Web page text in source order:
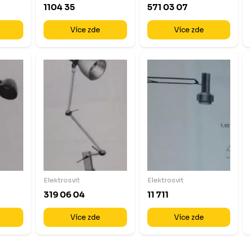
1104 35
Více zde
571 03 07
Více zde
Elektrosvit
319 06 04
Více zde
Elektrosvit
11 711
Více zde